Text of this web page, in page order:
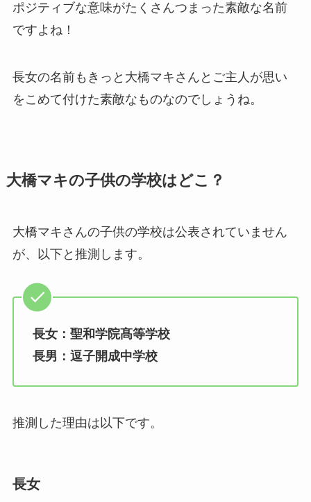
ポジティブな意味がたくさんつまった素敵な名前
ですよね！
長女の名前もきっと大橋マキさんとご主人が思い
をこめて付けた素敵なものなのでしょうね。
大橋マキの子供の学校はどこ？
大橋マキさんの子供の学校は公表されていません
が、以下と推測します。
長女：聖和学院髙等学校
長男：逗子開成中学校
推測した理由は以下です。
長女